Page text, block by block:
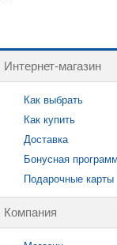
Интернет-магазин
Как выбрать
Как купить
Доставка
Бонусная
Подарочные карты
Компания